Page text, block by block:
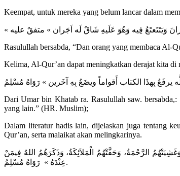
Keempat, untuk mereka yang belum lancar dalam
وَيَتَتَعتَعُ فِيه وَهُوَ عَلَيهِ شَاقٌ لَه اَجَران » متفقٌ عليه
Rasulullah bersabda, “Dan orang yang membaca Al-
Kelima, Al-Qur’an dapat meningkatkan derajat kita di
بِهذَا الكتاب أَقواماً ويضَعُ بِهِ آخَرين » رَوَاهُ مُسْلِمُ
Dari Umar bin Khatab ra. Rasulullah saw.
yang lain.” (HR. Muslim);
Dalam literatur hadis lain, dijelaskan juga tentang
Qur’an, serta malaikat akan melingkarinya.
الرَّحْمَةُ، وَحَفَّتْهُمُ الْمَلاَئِكَةُ، وَذَكَرَهُمُ اللهُ فِيمَنْ
عِنْدَهُ » رَوَاهُ مُسْلِمُ.